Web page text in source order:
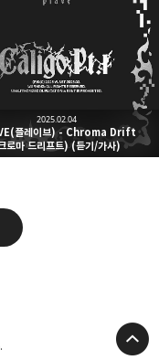
플레이브) - Chroma Drift
로마 드리프트) (듣기/가사)
2025.02.04